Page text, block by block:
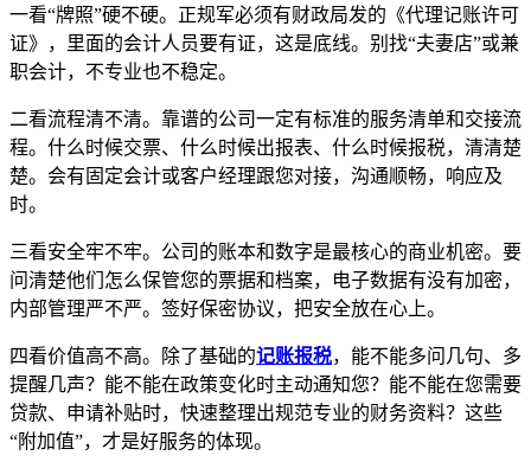
一看“牌照”硬不硬。正规军必须有财政局发的《代理记账许可
证》，里面的会计人员要有证，这是底线。别找“夫妻店”或兼
职会计，不专业也不稳定。
二看流程清不清。靠谱的公司一定有标准的服务清单和交接流
程。什么时候交票、什么时候出报表、什么时候报税，清清楚
楚。会有固定会计或客户经理跟您对接，沟通顺畅，响应及
时。
三看安全牢不牢。公司的账本和数字是最核心的商业机密。要
问清楚他们怎么保管您的票据和档案，电子数据有没有加密，
内部管理严不严。签好保密协议，把安全放在心上。
四看价值高不高。除了基础的记账报税，能不能多问几句、多
提醒几声？能不能在政策变化时主动通知您？能不能在您需要
贷款、申请补贴时，快速整理出规范专业的财务资料？这些
“附加值”，才是好服务的体现。